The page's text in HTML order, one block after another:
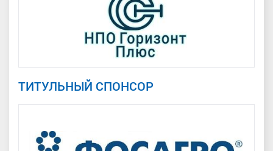
ТИТУЛЬНЫЙ СПОНСОР